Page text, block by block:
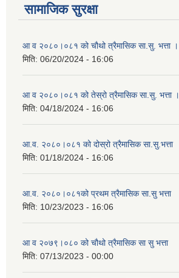
सामाजिक सुरक्षा
आ व २०८०।०८१ को चौथो त्रैमासिक सा.सु. भत्ता ।
मिति: 06/20/2024 - 16:06
आ व २०८०।०८१ को तेस्रो त्रैमासिक सा.सु. भत्ता ।
मिति: 04/18/2024 - 16:06
आ.व. २०८०।०८१ को दोस्रो त्रैमासिक सा.सु.भत्ता
मिति: 01/18/2024 - 16:06
आ.व. २०८०।०८१को प्रथम त्रैमासिक सा.सु भत्ता
मिति: 10/23/2023 - 16:06
आ व २०७९।०८० को चौथो त्रैमासिक सा सु भत्ता
मिति: 07/13/2023 - 00:00